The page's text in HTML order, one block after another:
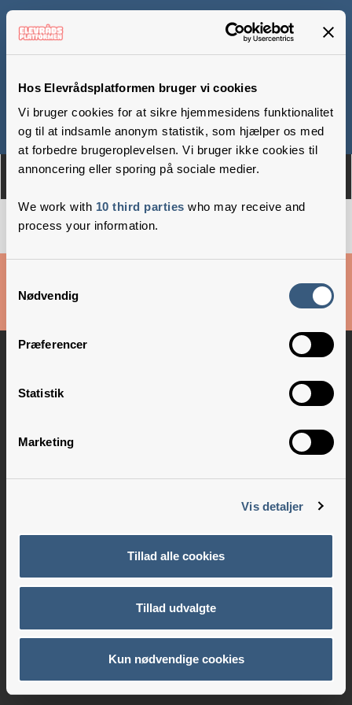
Hos Elevrådsplatformen bruger vi cookies
Vi bruger cookies for at sikre hjemmesidens funktionalitet
og til at indsamle anonym statistik, som hjælper os med
at forbedre brugeroplevelsen. Vi bruger ikke cookies til
annoncering eller sporing på sociale medier.
We work with 10 third parties who may receive and
process your information.
Nødvendig
Præferencer
Statistik
Marketing
Vis detaljer
Tillad alle cookies
Tillad udvalgte
Kun nødvendige cookies
Om Medlemmer